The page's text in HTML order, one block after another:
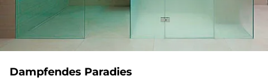
Dampfendes Paradies